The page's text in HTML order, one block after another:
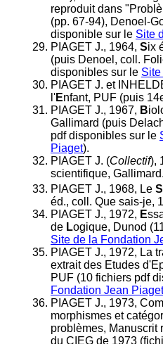
reproduit dans
(pp. 67-94), Denoel-
disponible sur le Site
PIAGET J., 1964, Six
(puis Denoel, coll.
disponibles sur le
PIAGET J. et
l'Enfant, PUF (puis
PIAGET J., 1967, B
Gallimard (puis
pdf disponibles sur le
Piaget).
PIAGET J. (Collectif),
scientifique, Gallimard.
PIAGET J., 1968, Le
éd., coll. Que sais-je,
PIAGET J., 1972, E
de Logique, Dunod
Site de la Fondation
PIAGET J., 1972, La
extrait des Etudes
PUF (10 fichiers pdf
Fondation Jean Piaget
PIAGET J., 1973,
morphismes et
problèmes, Manuscrit
du CIEG de 1973